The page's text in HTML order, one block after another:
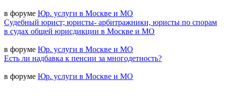
в форуме Юр. услуги в Москве и МО
Судебный юрист; юристы- арбитражники, юристы по спорам
в судах общей юрисдикции в Москве и МО
в форуме Юр. услуги в Москве и МО
Есть ли надбавка к пенсии за многодетность?
в форуме Юр. услуги в Москве и МО